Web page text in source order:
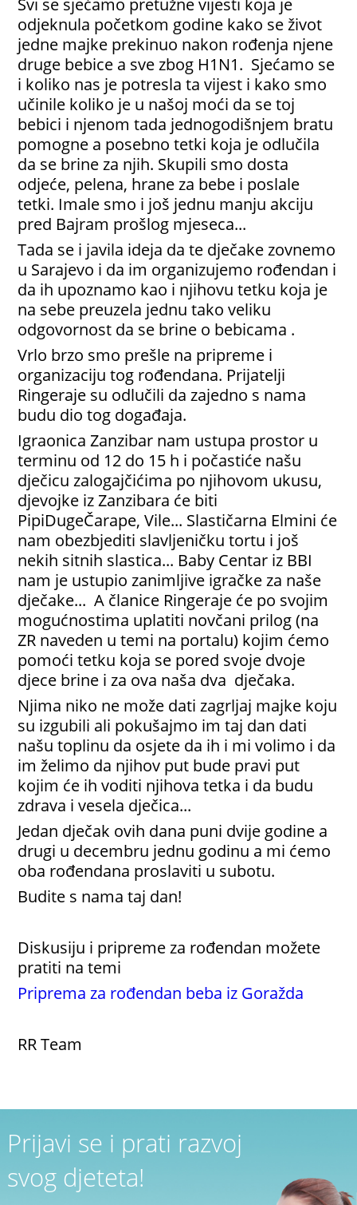
odjeknula početkom godine kako se život
jedne majke prekinuo nakon rođenja njene
druge bebice a sve zbog H1N1. Sjećamo se
i koliko nas je potresla ta vijest i kako smo
učinile koliko je u našoj moći da se toj
bebici i njenom tada jednogodišnjem bratu
pomogne a posebno tetki koja je odlučila
da se brine za njih. Skupili smo dosta
odjeće, pelena, hrane za bebe i poslale
tetki. Imale smo i još jednu manju akciju
pred Bajram prošlog mjeseca...
Tada se i javila ideja da te dječake zovnemo
u Sarajevo i da im organizujemo rođendan i
da ih upoznamo kao i njihovu tetku koja je
na sebe preuzela jednu tako veliku
odgovornost da se brine o bebicama .
Vrlo brzo smo prešle na pripreme i
organizaciju tog rođendana. Prijatelji
Ringeraje su odlučili da zajedno s nama
budu dio tog događaja.
Igraonica Zanzibar nam ustupa prostor u
terminu od 12 do 15 h i počastiće našu
dječicu zalogajčićima po njihovom ukusu,
djevojke iz Zanzibara će biti
PipiDugeČarape, Vile... Slastičarna Elmini će
nam obezbjediti slavljeničku tortu i još
nekih sitnih slastica... Baby Centar iz BBI
nam je ustupio zanimljive igračke za naše
dječake... A članice Ringeraje će po svojim
mogućnostima uplatiti novčani prilog (na
ZR naveden u temi na portalu) kojim ćemo
pomoći tetku koja se pored svoje dvoje
djece brine i za ova naša dva dječaka.
Njima niko ne može dati zagrljaj majke koju
su izgubili ali pokušajmo im taj dan dati
našu toplinu da osjete da ih i mi volimo i da
im želimo da njihov put bude pravi put
kojim će ih voditi njihova tetka i da budu
zdrava i vesela dječica...
Jedan dječak ovih dana puni dvije godine a
drugi u decembru jednu godinu a mi ćemo
oba rođendana proslaviti u subotu.
Budite s nama taj dan!
Diskusiju i pripreme za rođendan možete
pratiti na temi
Priprema za rođendan beba iz Goražda
RR Team
Prijavi se i prati razvoj
svog djeteta!